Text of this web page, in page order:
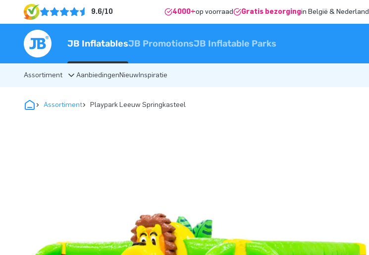
9.6/10 4000+op voorraad Gratis bezorgingin België & Nederland
JB InflatablesJB PromotionsJB Inflatable Parks
Assortiment AanbiedingenNieuwInspiratie
Assortiment Playpark Leeuw Springkasteel